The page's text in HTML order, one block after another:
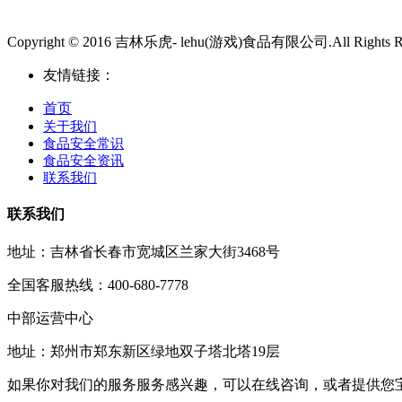
Copyright © 2016 吉林乐虎- lehu(游戏)食品有限公司.All Rights
友情链接：
首页
关于我们
食品安全常识
食品安全资讯
联系我们
联系我们
地址：吉林省长春市宽城区兰家大街3468号
全国客服热线：400-680-7778
中部运营中心
地址：郑州市郑东新区绿地双子塔北塔19层
如果你对我们的服务服务感兴趣，可以在线咨询，或者提供您